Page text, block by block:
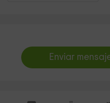
Enviar